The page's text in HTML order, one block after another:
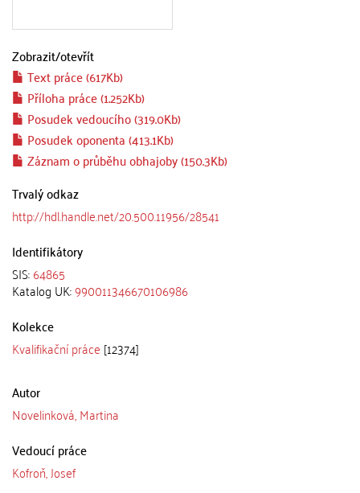
Zobrazit/otevřít
Text práce (617Kb)
Příloha práce (1.252Kb)
Posudek vedoucího (319.0Kb)
Posudek oponenta (413.1Kb)
Záznam o průběhu obhajoby (150.3Kb)
Trvalý odkaz
http://hdl.handle.net/20.500.11956/28541
Identifikátory
SIS:64865
Katalog UK:990011346670106986
Kolekce
Kvalifikační práce [12374]
Autor
Novelinková, Martina
Vedoucí práce
Kofroň, Josef